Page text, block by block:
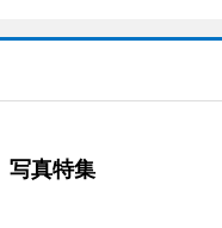
写真特集